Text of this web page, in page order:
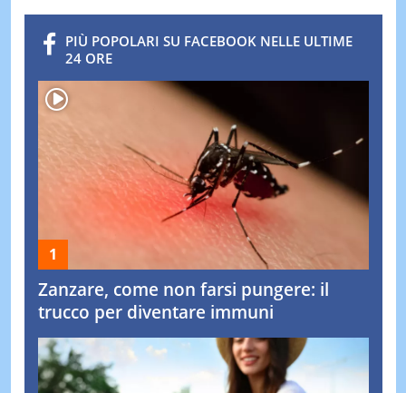
PIÙ POPOLARI SU FACEBOOK NELLE ULTIME
24 ORE
Zanzare, come non farsi pungere: il
trucco per diventare immuni